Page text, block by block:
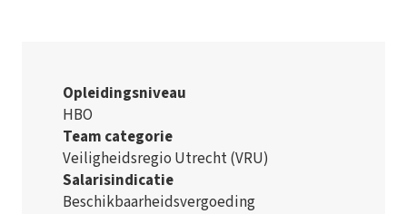
Opleidingsniveau
HBO
Team categorie
Veiligheidsregio Utrecht (VRU)
Salarisindicatie
Beschikbaarheidsvergoeding